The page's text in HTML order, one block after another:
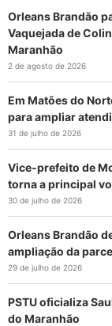
Orleans Brandão
Vaquejada de
Maranhão
2 de agosto de 2026
Em Matões do
para ampliar
31 de julho de 2026
Vice-prefeito de
torna a principal
30 de julho de 2026
Orleans Brandão
ampliação da
29 de julho de 2026
PSTU oficializa
do Maranhão